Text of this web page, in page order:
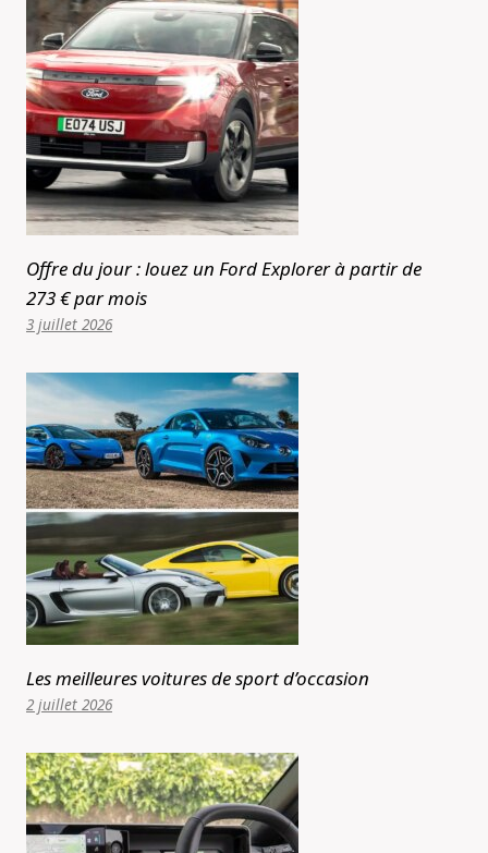
Offre du jour : louez un Ford Explorer à partir de
273 € par mois
3 juillet 2026
Les meilleures voitures de sport d’occasion
2 juillet 2026